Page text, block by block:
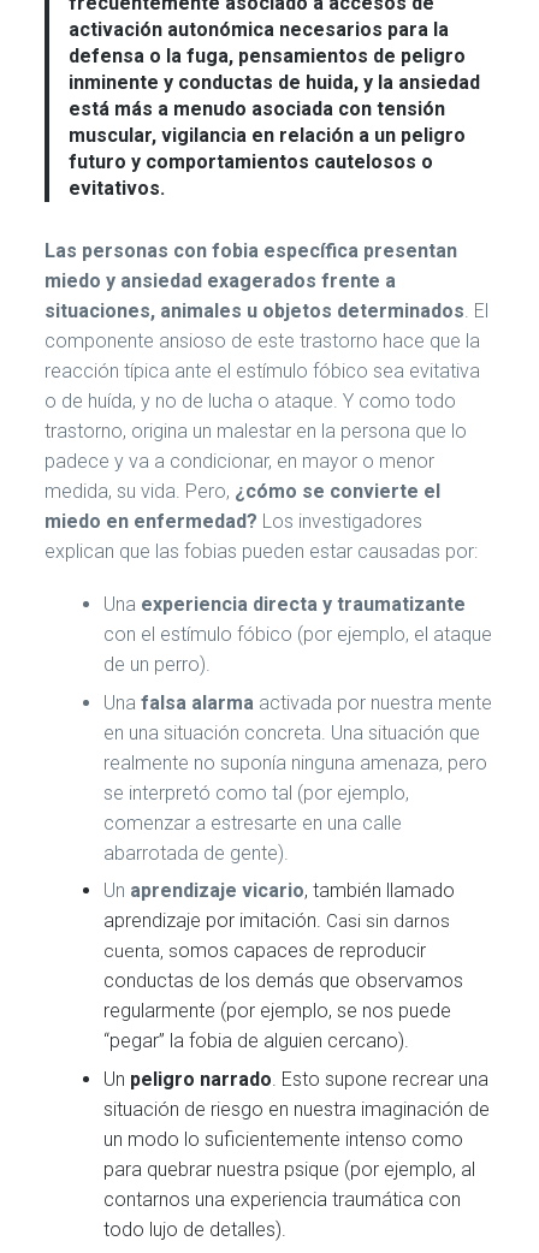
activación autonómica necesarios para la
defensa o la fuga, pensamientos de peligro
inminente y conductas de huida, y la ansiedad
está más a menudo asociada con tensión
muscular, vigilancia en relación a un peligro
futuro y comportamientos cautelosos o
evitativos.
Las personas con fobia específica presentan
miedo y ansiedad exagerados frente a
situaciones, animales u objetos determinados. El
componente ansioso de este trastorno hace que la
reacción típica ante el estímulo fóbico sea evitativa
o de huída, y no de lucha o ataque. Y como todo
trastorno, origina un malestar en la persona que lo
padece y va a condicionar, en mayor o menor
medida, su vida. Pero, ¿cómo se convierte el
miedo en enfermedad? Los investigadores
explican que las fobias pueden estar causadas por:
Una experiencia directa y traumatizante
con el estímulo fóbico (por ejemplo, el ataque
de un perro).
Una falsa alarma activada por nuestra mente
en una situación concreta. Una situación que
realmente no suponía ninguna amenaza, pero
se interpretó como tal (por ejemplo,
comenzar a estresarte en una calle
abarrotada de gente).
Un aprendizaje vicario, también llamado
aprendizaje por imitación. Casi sin darnos
cuenta, somos capaces de reproducir
conductas de los demás que observamos
regularmente (por ejemplo, se nos puede
“pegar” la fobia de alguien cercano).
Un peligro narrado . Esto supone recrear una
situación de riesgo en nuestra imaginación de
un modo lo suficientemente intenso como
para quebrar nuestra psique (por ejemplo, al
contarnos una experiencia traumática con
todo lujo de detalles).